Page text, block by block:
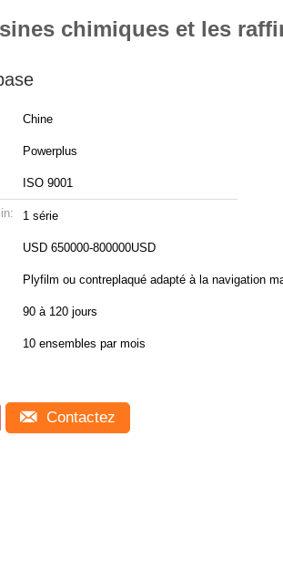
chimiques et les
Chine
Powerplus
ISO 9001
1 série
USD 650000-800000USD
Plyfilm ou contreplaqué adapté à la navigation
90 à 120 jours
10 ensembles par mois
Contactez